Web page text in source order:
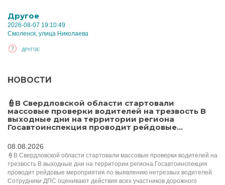
Другое
2026-08-07 19:10:49
Смоленск, улица Николаева
ДРУГОЕ
НОВОСТИ
👮В Свердловской области стартовали
массовые проверки водителей на трезвость В
выходные дни на территории региона
Госавтоинспекция проводит рейдовые...
08.08.2026
👮В Свердловской области стартовали массовые проверки водителей на
трезвость В выходные дни на территории региона Госавтоинспекция
проводит рейдовые мероприятия по выявлению нетрезвых водителей.
Сотрудники ДПС оценивают действия всех участников дорожного